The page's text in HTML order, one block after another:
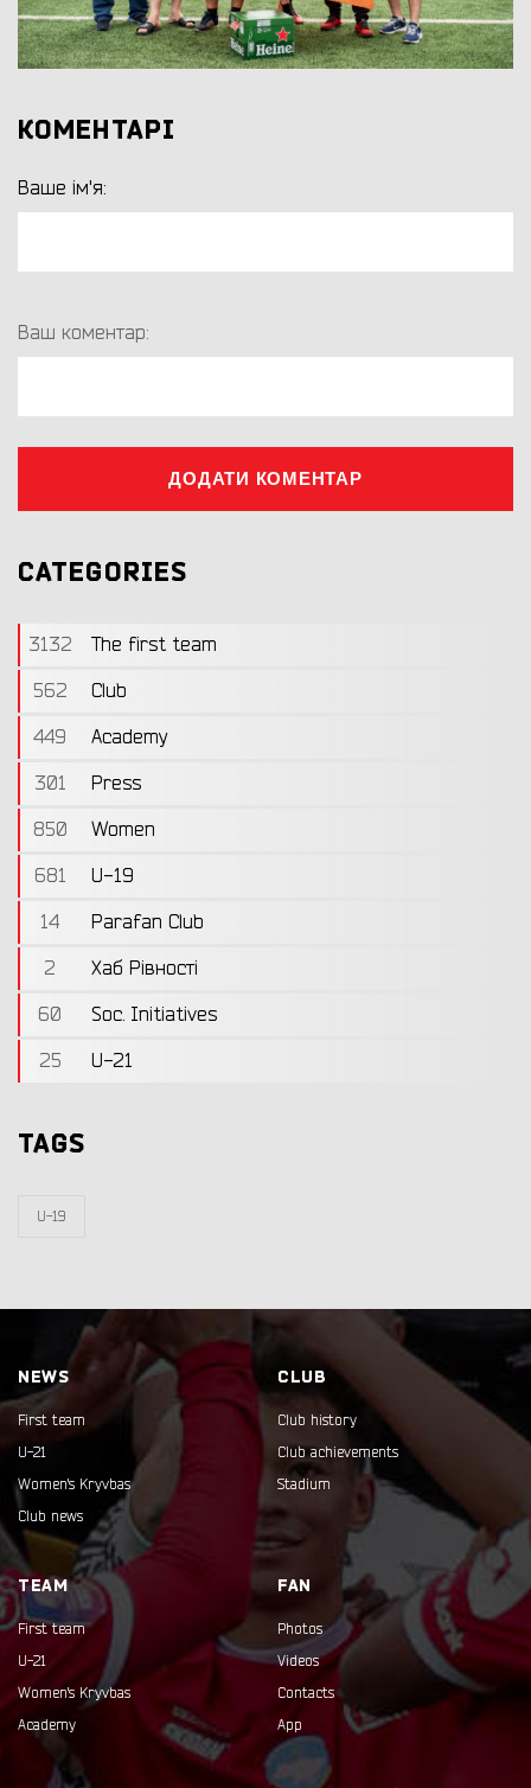
КОМЕНТАРІ
Ваше ім'я:
Ваш коментар:
ДОДАТИ КОМЕНТАР
CATEGORIES
3132
The first team
562
Club
449
Academy
301
Press
850
Women
681
U-19
14
Parafan Club
2
Хаб Рівності
60
Soc. Initiatives
25
U-21
TAGS
U-19
NEWS
First team
U-21
Women's Kryvbas
Club news
CLUB
Club history
Club achievements
Stadium
TEAM
First team
U-21
Women's Kryvbas
Academy
FAN
Photos
Videos
Contacts
App